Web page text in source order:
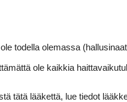
todella olemassa
ole kaikkia
tätä lääkettä, lue tiedot